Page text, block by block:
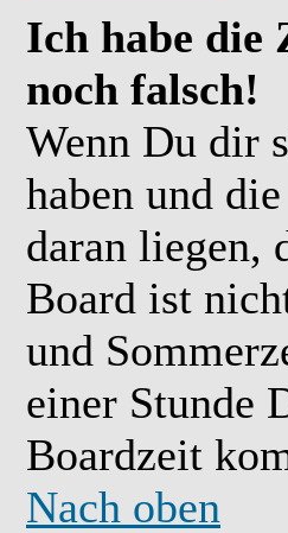
Ich habe die
noch falsch!
Wenn Du dir
haben und
daran liegen,
Board ist
und
einer Stunde
Boardzeit
Nach oben